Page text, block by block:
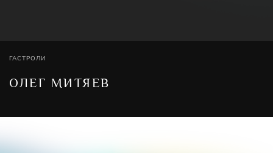
ГАСТРОЛИ
ОЛЕГ МИТЯЕВ